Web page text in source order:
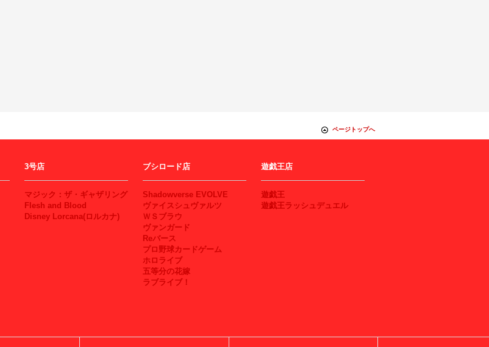
ページトップへ
3号店
マジック：ザ・ギャザリング
Flesh and Blood
Disney Lorcana(ロルカナ)
ブシロード店
Shadowverse EVOLVE
ヴァイスシュヴァルツ
ＷＳブラウ
ヴァンガード
Reバース
プロ野球カードゲーム
ホロライブ
五等分の花嫁
ラブライブ！
遊戯王店
遊戯王
遊戯王ラッシュデュエル